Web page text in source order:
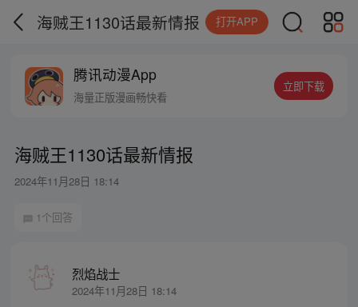
海贼王1130话最新情报 打开APP
腾讯动漫App
海量正版漫画畅快看
立即下载
海贼王1130话最新情报
2024年11月28日 18:14
1个回答
烈焰战士
2024年11月28日 18:14